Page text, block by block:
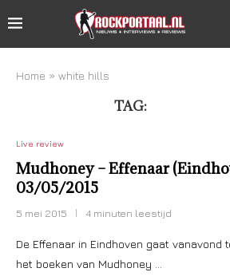
Home » white hills
TAG:
Live review
Mudhoney – Effenaar
03/05/2015
5 mei 2015 4 minuten leestijd
De Effenaar in Eindhoven gaat vanavond
het boeken van Mudhoney …